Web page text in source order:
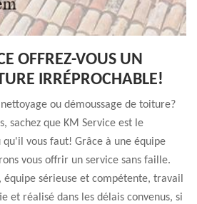
OFFREZ-VOUS UN
IRRÉPROCHABLE!
ou démoussage de toiture?
sachez que KM Service est le
vous faut! Grâce à une équipe
vous offrir un service sans faille.
équipe sérieuse et compétente, travail
et réalisé dans les délais convenus, si